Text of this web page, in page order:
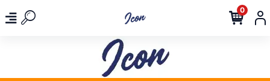
0